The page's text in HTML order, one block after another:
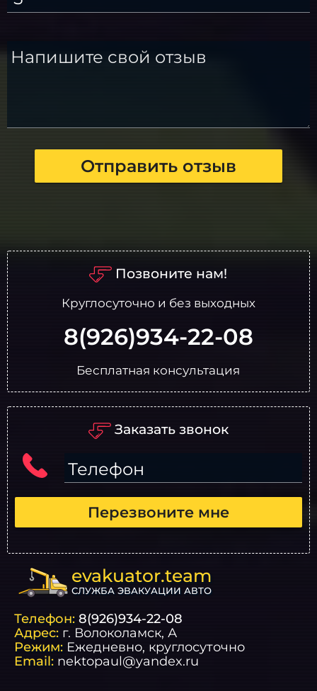
Напишите свой отзыв
Отправить отзыв
Позвоните нам!
Круглосуточно и без выходных
8(926)934-22-08
Бесплатная консультация
Заказать звонок
Телефон
Перезвоните мне
evakuator.team
СЛУЖБА ЭВАКУАЦИИ АВТО
Телефон: 8(926)934-22-08
Адрес: г. Волоколамск, А
Режим: Ежедневно, круглосуточно
Email: nektopaul@yandex.ru